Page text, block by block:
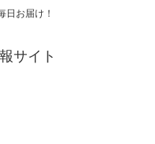
日お届け！
サイト